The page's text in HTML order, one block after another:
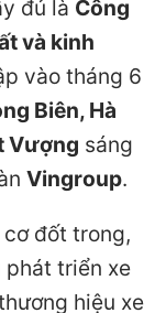
đủ là Công
và kinh
vào tháng 6
Biên, Hà
Vượng sáng
Vingroup.
đốt trong,
phát triển xe
hiệu xe